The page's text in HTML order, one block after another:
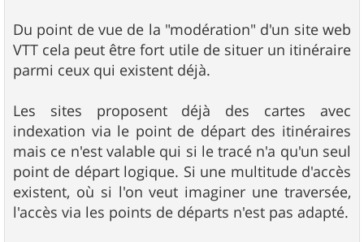
Du point de vue de la "modération" d'un site web
VTT cela peut être fort utile de situer un itinéraire
parmi ceux qui existent déjà.
Les sites proposent déjà des cartes avec
indexation via le point de départ des itinéraires
mais ce n'est valable qui si le tracé n'a qu'un seul
point de départ logique. Si une multitude d'accès
existent, où si l'on veut imaginer une traversée,
l'accès via les points de départs n'est pas adapté.